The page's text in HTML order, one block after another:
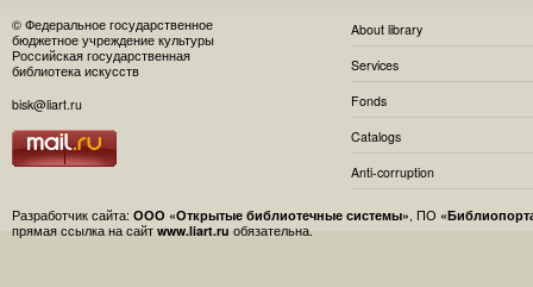
© Федеральное государственное
бюджетное учреждение культуры
Российская государственная
библиотека искусств
bisk@liart.ru
About library
Services
Fonds
Catalogs
Anti-corruption
Разработчик сайта: ООО «Открытые библиотечные системы», ПО
прямая ссылка на сайт www.liart.ru обязательна.